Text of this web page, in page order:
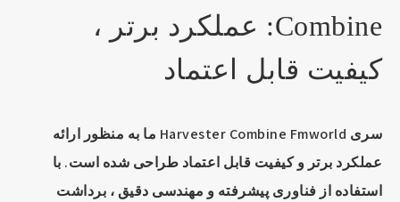
Combine: عملکرد برتر ،
کیفیت قابل اعتماد
سری Harvester Combine Fmworld ما به منظور ارائه
عملکرد برتر و کیفیت قابل اعتماد طراحی شده است. با
استفاده از فناوری پیشرفته و مهندسی دقیق ، برداشت